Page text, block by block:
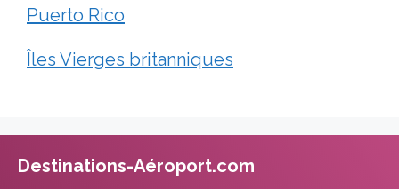
Puerto Rico
Îles Vierges britanniques
Destinations-Aéroport.com